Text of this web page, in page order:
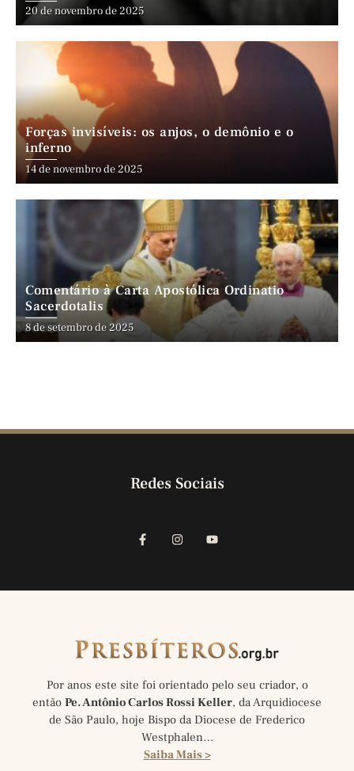
20 de novembro de 2025
Forças invisíveis: os anjos, o demônio e o
inferno
14 de novembro de 2025
Comentário à Carta Apostólica Ordinatio
Sacerdotalis
8 de setembro de 2025
Redes Sociais
Por anos este site foi orientado pelo seu criador, o
então Pe. Antônio Carlos Rossi Keller, da Arquidiocese
de São Paulo, hoje Bispo da Diocese de Frederico
Westphalen…
Saiba Mais >